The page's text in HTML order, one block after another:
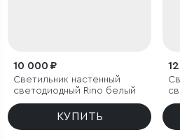
10 000 ₽
Светильник настенный
светодиодный Rino белый
КУПИТЬ